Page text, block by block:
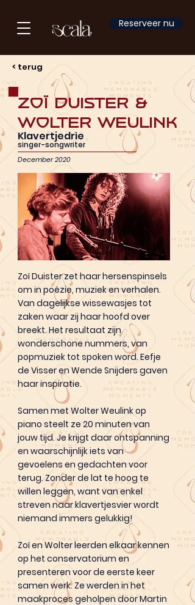
Reserveer nu
< terug
Zoï Duister &
Wolter Weulink
Klavertjedrie
singer-songwriter
December 2020
Zoï Duister zet haar hersenspinsels
om in poëzie, muziek en verhalen.
Van dagelijkse wissewasjes tot
zaken waar zij haar hoofd over
breekt. Het resultaat zijn
wonderschone nummers, van
popmuziek tot spoken word. Eefje
de Visser en Wende Snijders gaven
haar inspiratie.
Samen met Wolter Weulink op
piano steelt ze 20 minuten van
jouw tijd. Je krijgt daar ontspanning
en waarschijnlijk iets van
gevoelens en gedachten voor
terug. Zonder de lat te hoog te
willen leggen, want van enkel
streven naar klavertjesvier wordt
niemand immers gelukkig!
Zoï en Wolter leerden elkaar kennen
op het conservatorium en
presenteren voor de eerste keer
samen werk. Ze werden in het
maakproces geholpen door Martin